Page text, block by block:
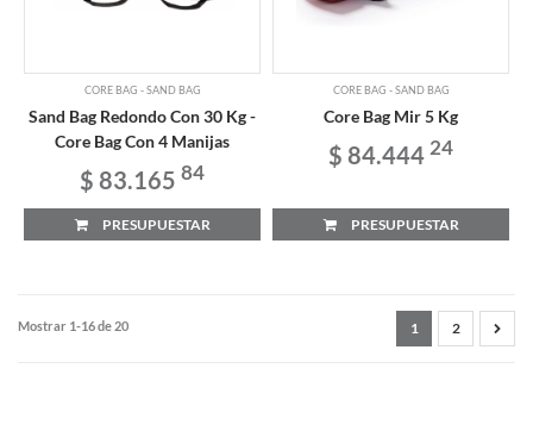
CORE BAG - SAND BAG
Sand Bag Redondo Con 30 Kg -
Core Bag Con 4 Manijas
$ 83.165 84
PRESUPUESTAR
CORE BAG - SAND BAG
Core Bag Mir 5 Kg
$ 84.444 24
PRESUPUESTAR
Mostrar 1-16 de 20 1 2